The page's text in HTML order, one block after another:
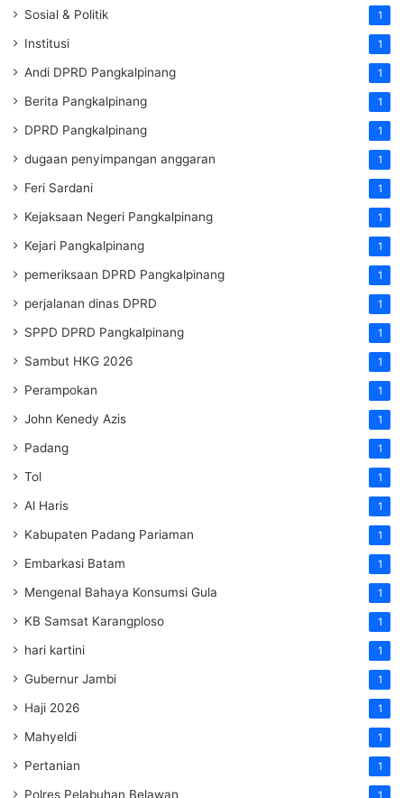
Sosial & Politik 1
Institusi 1
Andi DPRD Pangkalpinang 1
Berita Pangkalpinang 1
DPRD Pangkalpinang 1
dugaan penyimpangan anggaran 1
Feri Sardani 1
Kejaksaan Negeri Pangkalpinang 1
Kejari Pangkalpinang 1
pemeriksaan DPRD Pangkalpinang 1
perjalanan dinas DPRD 1
SPPD DPRD Pangkalpinang 1
Sambut HKG 2026 1
Perampokan 1
John Kenedy Azis 1
Padang 1
Tol 1
Al Haris 1
Kabupaten Padang Pariaman 1
Embarkasi Batam 1
Mengenal Bahaya Konsumsi Gula 1
KB Samsat Karangploso 1
hari kartini 1
Gubernur Jambi 1
Haji 2026 1
Mahyeldi 1
Pertanian 1
Polres Pelabuhan Belawan 1